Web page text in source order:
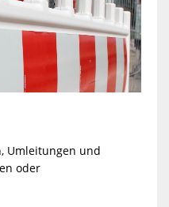
Umleitungen und
oder